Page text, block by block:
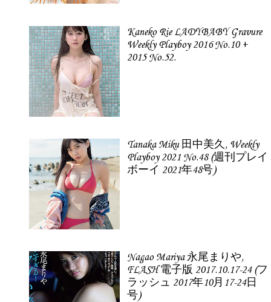
Kaneko Rie LADYBABY Gravure
Weekly Playboy 2016 No.10 +
2015 No.52.
Tanaka Miku 田中美久, Weekly
Playboy 2021 No.48 (週刊プレイ
ボーイ 2021年48号)
Nagao Mariya 永尾まりや,
FLASH 電子版 2017.10.17-24 (フ
ラッシュ 2017年10月17-24日
号)